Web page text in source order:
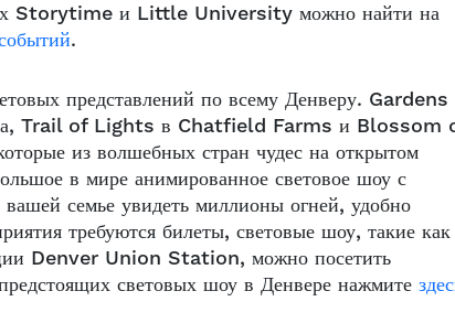
Storytime и Little University можно найти на
.
представлений по всему Денверу. Gardens
Trail of Lights в Chatfield Farms и Blossom
из волшебных стран чудес на открытом
в мире анимированное световое шоу с
вашей семье увидеть миллионы огней, удобно
требуются билеты, световые шоу, такие как
Denver Union Station, можно посетить
световых шоу в Денвере нажмите